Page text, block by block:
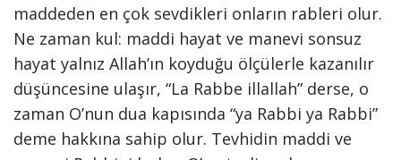
maddeden en çok sevdikleri onların rableri olur.
Ne zaman kul: maddi hayat ve manevi sonsuz
hayat yalnız Allah’ın koyduğu ölçülerle kazanılır
düşüncesine ulaşır, “La Rabbe illallah” derse, o
zaman O’nun dua kapısında “ya Rabbi ya Rabbi”
deme hakkına sahip olur. Tevhidin maddi ve